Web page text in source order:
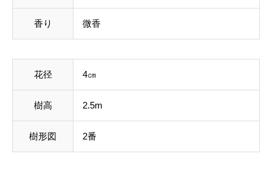
香り 微香
花径 4㎝
樹高 2.5m
樹形図 2番